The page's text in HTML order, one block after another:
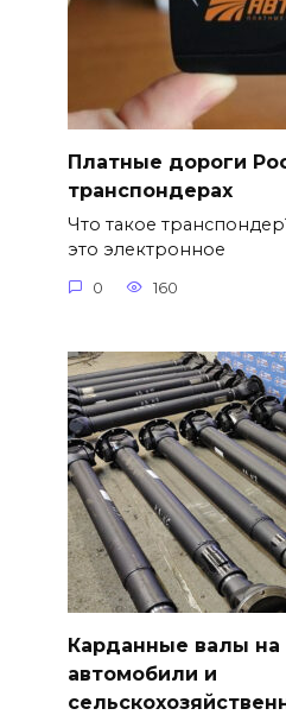
Платные дороги
транспондерах
Что такое
это электронное
0 160
Карданные валы на
автомобили и